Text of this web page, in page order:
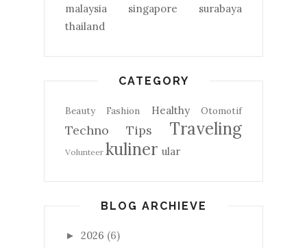
malaysia
singapore
surabaya
thailand
CATEGORY
Beauty Fashion Healthy Otomotif
Techno Tips Traveling
Volunteer kuliner ular
BLOG ARCHIEVE
► 2026 (6)